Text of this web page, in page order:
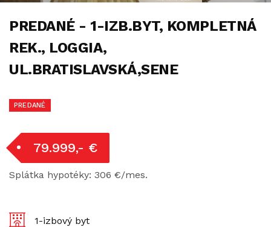
PREDANÉ - 1-IZB.BYT, KOMPLETNÁ
REK., LOGGIA,
UL.BRATISLAVSKÁ,SENE
PREDANÉ
79.999,- €
Splátka hypotéky: 306 €/mes.
1-izbový byt